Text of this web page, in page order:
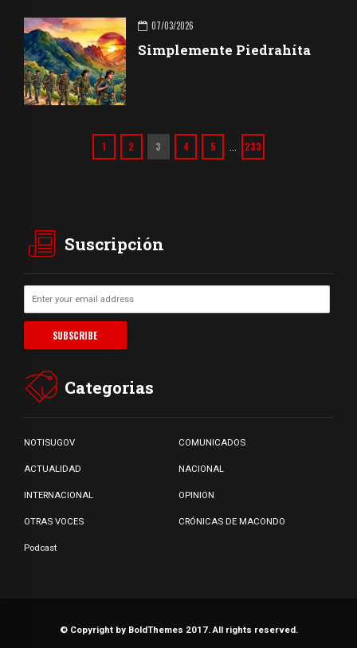
07/03/2026
Simplemente Piedrahíta
1 2 3 4 5 233
Suscripción
Categorias
NOTISUGOV COMUNICADOS
ACTUALIDAD NACIONAL
INTERNACIONAL OPINION
OTRAS VOCES CRÓNICAS DE MACONDO
Podcast
© Copyright by BoldThemes 2017. All rights reserved.